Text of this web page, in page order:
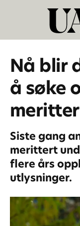
Nå blir
å søke
Siste gang
merittert
flere års
utlysninger.